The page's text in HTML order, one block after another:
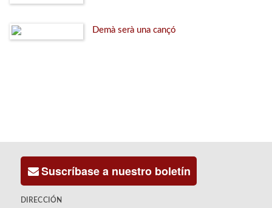
Demà serà una cançó
Suscríbase a nuestro boletín
DIRECCIÓN